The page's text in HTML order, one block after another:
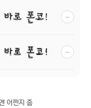
로 폰코! −
로 폰코! −
어쩐지 좀